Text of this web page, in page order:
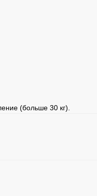
(больше 30 кг).